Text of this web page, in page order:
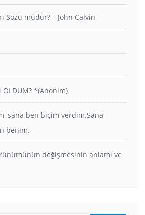
Sözü müdür? – John Calvin
OLDUM? *(Anonim)
sana ben biçim verdim.Sana
benim.
değişmesinin anlamı ve